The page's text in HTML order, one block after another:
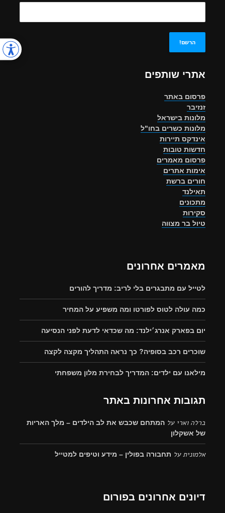
אתרי שותפים
פרסום באתר
זנזיבר
מלונות בישראל
מלונות כשרים בחו"ל
אינדקס תיירות
חדשות טובות
פרסום מאמרים
אימות אתרים
חורים ברשת
תאילנד
מתכונים
סקירות
טיול בר מצווה
מאמרים אחרונים
לטייל עם מתבגרים בלי לריב: מדריך להורים
כמה עולה לטוס לפורטו ומה משפיע על המחיר
יום בפארק אנרג׳ילנד: מה שכדאי לדעת לפני הנסיעה
שוכרים רכב בסופיה? כך נראה התהליך מקצה לקצה
מילאנו עם ילדים: המדריך לבחירת מלון משפחתי
תגובות אחרונות באתר
ברלה וארי על המתחם שכבש את לב הילדים – מלך האריות
של אשקלון
אלמוניתעל תחבורה בפולין – מידע וטיפים למטייל
דיונים אחרונים בפורום